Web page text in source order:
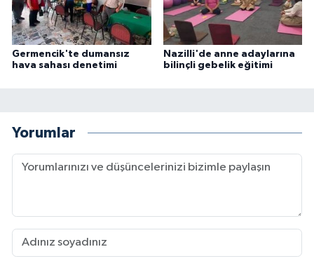
Germencik'te dumansız
hava sahası denetimi
Nazilli'de anne adaylarına
bilinçli gebelik eğitimi
Yorumlar